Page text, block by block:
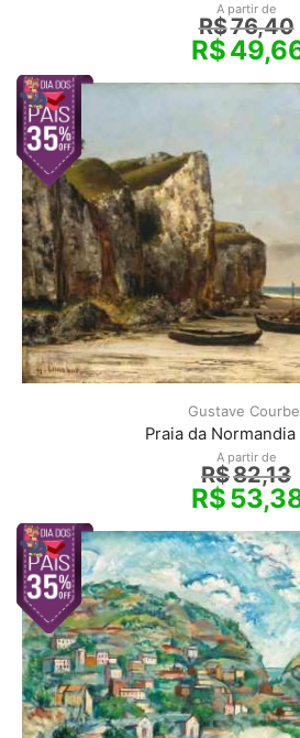
A partir de
R$76,40
R$
Gustave
Praia da Normandia
A partir de
R$82,13
R$